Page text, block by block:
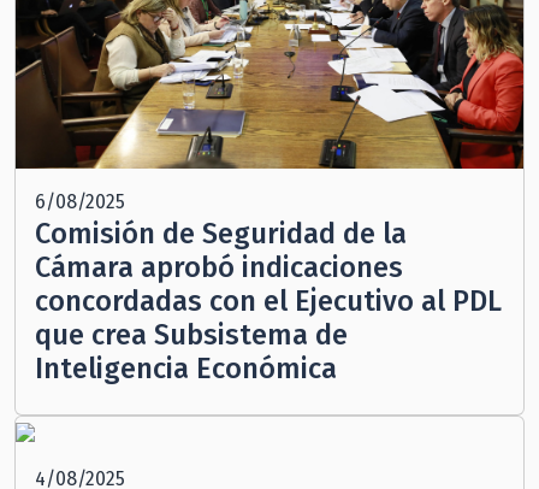
6/08/2025
Comisión de Seguridad de la
Cámara aprobó indicaciones
concordadas con el Ejecutivo al PDL
que crea Subsistema de
Inteligencia Económica
4/08/2025